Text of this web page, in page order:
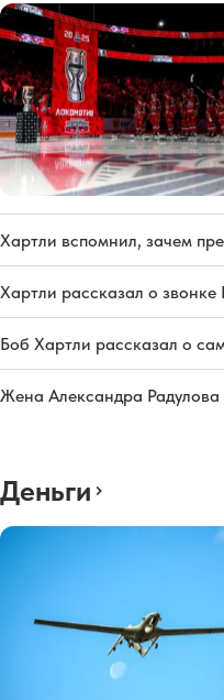
Хартли вспомнил, зачем
Хартли рассказал о
Боб Хартли рассказал о
Жена Александра
Деньги